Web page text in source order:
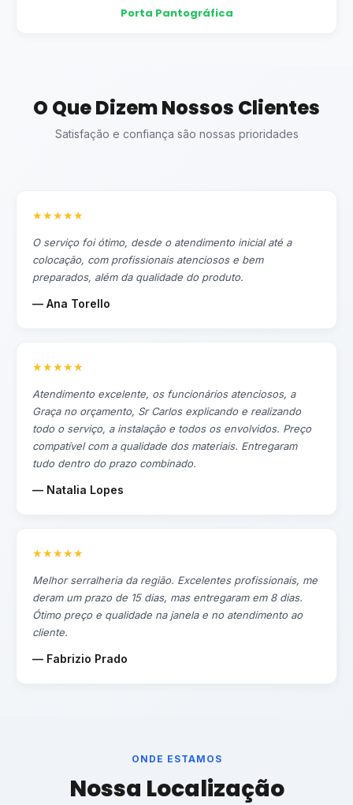
Porta Pantográfica
O Que Dizem Nossos Clientes
Satisfação e confiança são nossas prioridades
★★★★★
O serviço foi ótimo, desde o atendimento inicial até a
colocação, com profissionais atenciosos e bem
preparados, além da qualidade do produto.
— Ana Torello
★★★★★
Atendimento excelente, os funcionários atenciosos, a
Graça no orçamento, Sr Carlos explicando e realizando
todo o serviço, a instalação e todos os envolvidos. Preço
compatível com a qualidade dos materiais. Entregaram
tudo dentro do prazo combinado.
— Natalia Lopes
★★★★★
Melhor serralheria da região. Excelentes profissionais, me
deram um prazo de 15 dias, mas entregaram em 8 dias.
Ótimo preço e qualidade na janela e no atendimento ao
cliente.
— Fabrizio Prado
ONDE ESTAMOS
Nossa Localização